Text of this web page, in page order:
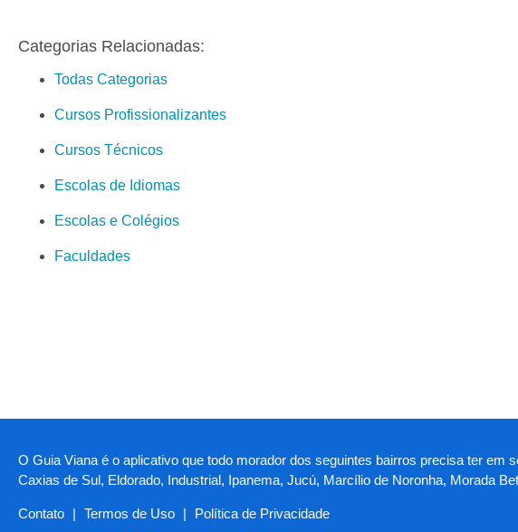
Categorias Relacionadas:
Todas Categorias
Cursos Profissionalizantes
Cursos Técnicos
Escolas de Idiomas
Escolas e Colégios
Faculdades
O Guia Viana é o aplicativo que todo morador dos seguintes bairros precisa ter em
Caxias de Sul, Eldorado, Industrial, Ipanema, Jucú, Marcílio de Noronha, Morada
Contato | Termos de Uso | Política de Privacidade